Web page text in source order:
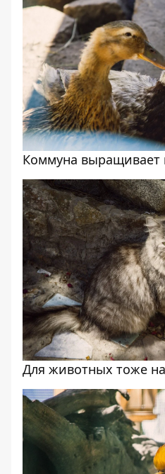
Коммуна выращивает
Для животных тоже